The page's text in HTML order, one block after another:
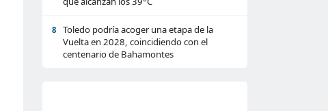
8
Toledo podría acoger una etapa de la
Vuelta en 2028, coincidiendo con el
centenario de Bahamontes